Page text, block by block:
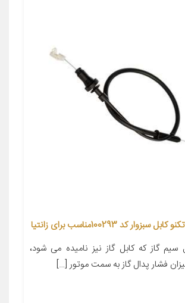
کد 100293مناسب برای زانتیا
گاز که کابل گاز نیز نامیده می شود،
فشار پدال گاز به سمت موتور […]